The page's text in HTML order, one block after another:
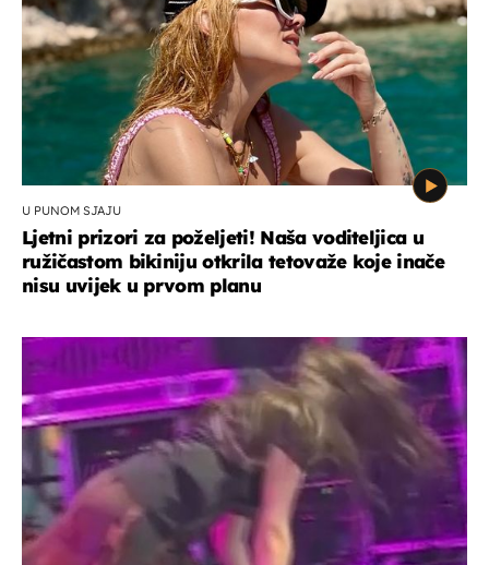
U PUNOM SJAJU
Ljetni prizori za poželjeti! Naša voditeljica u
ružičastom bikiniju otkrila tetovaže koje inače
nisu uvijek u prvom planu